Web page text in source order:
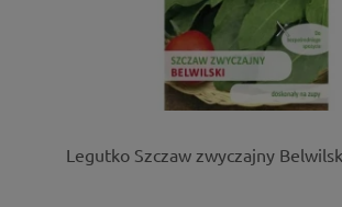
Legutko Szczaw zwyczajny